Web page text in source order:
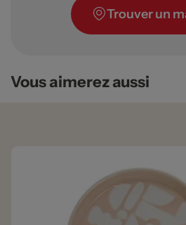
Trouver un
Vous aimerez aussi